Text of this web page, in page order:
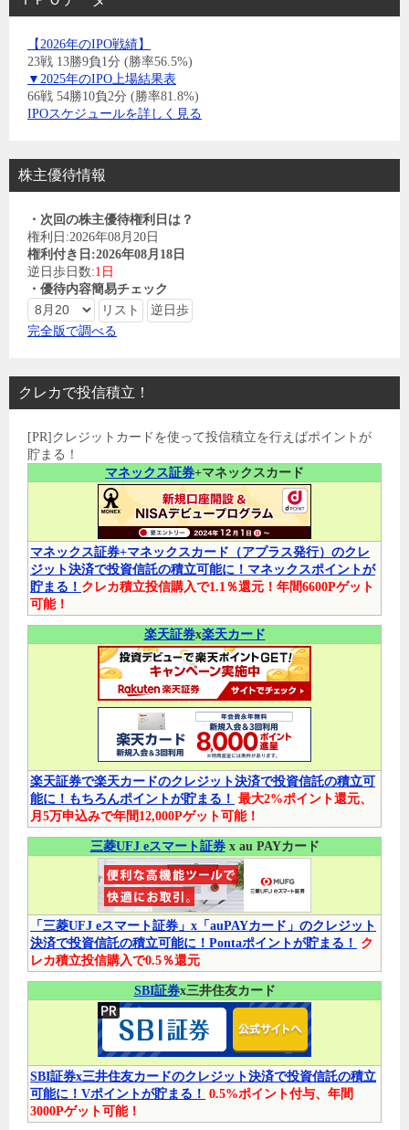
【2026年のIPO戦績】
23戦 13勝9負1分 (勝率56.5%)
▼2025年のIPO上場結果表
66戦 54勝10負2分 (勝率81.8%)
IPOスケジュールを詳しく見る
株主優待情報
・次回の株主優待権利日は？
権利日:2026年08月20日
権利付き日:2026年08月18日
逆日歩日数:1日
・優待内容簡易チェック
完全版で調べる
クレカで投信積立！
[PR]クレジットカードを使って投信積立を行えばポイントが
貯まる！
マネックス証券+マネックスカード
マネックス証券+マネックスカード（アプラス発行）のクレ
ジット決済で投資信託の積立可能に！マネックスポイントが
貯まる！ クレカ積立投信購入で1.1％還元！年間6600Pゲット
可能！
楽天証券x楽天カード
楽天証券で楽天カードのクレジット決済で投資信託の積立可
能に！もちろんポイントが貯まる！ 最大2%ポイント還元、
月5万申込みで年間12,000Pゲット可能！
三菱UFJ eスマート証券x au PAYカード
「三菱UFJ eスマート証券」x「auPAYカード」のクレジット
決済で投資信託の積立可能に！Pontaポイントが貯まる！
ク
レカ積立投信購入で0.5％還元
SBI証券x三井住友カード
SBI証券x三井住友カードのクレジット決済で投資信託の積立
可能に！Vポイントが貯まる！ 0.5%ポイント付与、年間
3000Pゲット可能！